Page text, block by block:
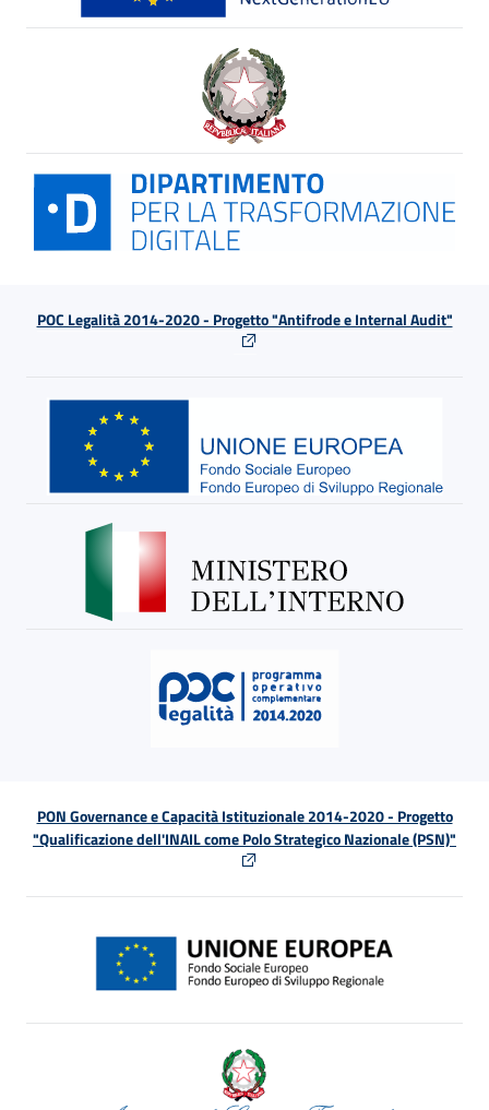
POC Legalità 2014-2020 - Progetto "Antifrode e Internal Audit"
PON Governance e Capacità Istituzionale 2014-2020 - Progetto
"Qualificazione dell'INAIL come Polo Strategico Nazionale (PSN)"